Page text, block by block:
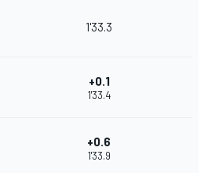
1'33.3
+0.1
1'33.4
+0.6
1'33.9